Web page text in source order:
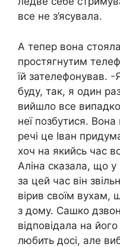
все не з’ясувала.
А тепер вона
простягнутим
їй зателефонував. -
буду, так, я один
вийшло все
неї позбутися.
речі це Іван
хоч на якийсь час
Аліна сказала, що у
за цей час він
вірив своїм вухам,
з дому. Сашко
відповідала на
любить досі, але